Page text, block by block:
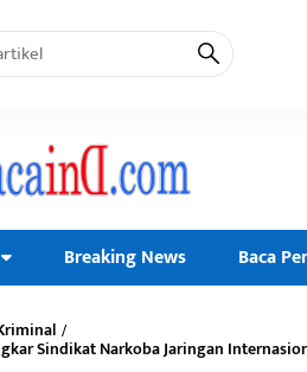
Breaking News Baca
/
Sindikat Narkoba Jaringan